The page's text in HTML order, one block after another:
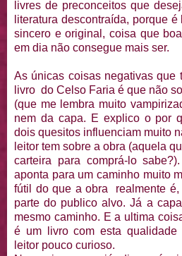
livres de preconceitos que
literatura descontraída, porque
sincero e original, coisa que
em dia não consegue mais ser.
As únicas coisas negativas que
livro do Celso Faria é que não
(que me lembra muito
nem da capa. E explico o por
dois quesitos influenciam muito
leitor tem sobre a obra (aquela
carteira para comprá-lo
aponta para um caminho muito
fútil do que a obra realmente é,
parte do publico alvo. Já a
mesmo caminho. E a ultima
é um livro com esta qualidade
leitor pouco curioso.